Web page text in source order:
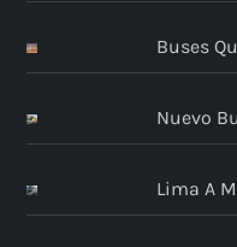
Buses
Nuevo
Lima A